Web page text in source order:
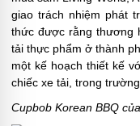
giao trách nhiệm phát
thức được rằng thương
tải thực phẩm ở thành
một kế hoạch thiết kế
chiếc xe tải, trong
Cupbob Korean BBQ